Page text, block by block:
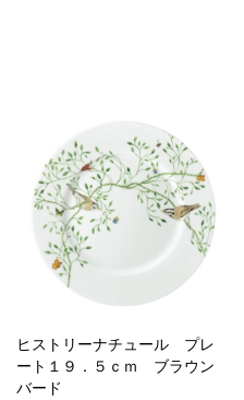
ヒストリーナチュール プレ
ート１９．５ｃｍ ブラウン
バード